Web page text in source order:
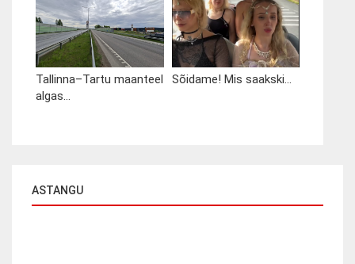
Tallinna–Tartu maanteel
algas...
Sõidame! Mis saakski...
ASTANGU